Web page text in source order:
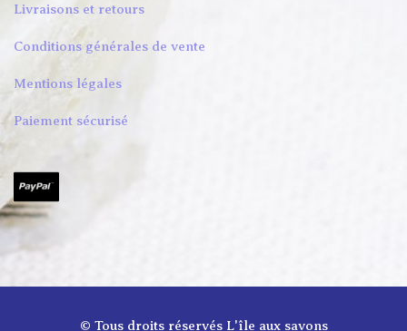
Livraisons et retours
Conditions générales de vente
Mentions légales
Paiement sécurisé
© Tous droits réservés L'île aux savons